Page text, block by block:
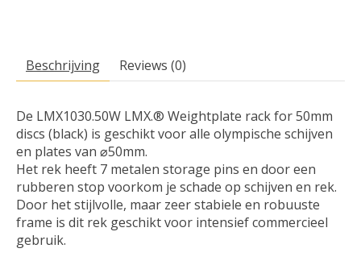
Beschrijving Reviews (0)
De LMX1030.50W LMX.® Weightplate rack for 50mm
discs (black) is geschikt voor alle olympische schijven
en plates van ⌀50mm.
Het rek heeft 7 metalen storage pins en door een
rubberen stop voorkom je schade op schijven en rek.
Door het stijlvolle, maar zeer stabiele en robuuste
frame is dit rek geschikt voor intensief commercieel
gebruik.